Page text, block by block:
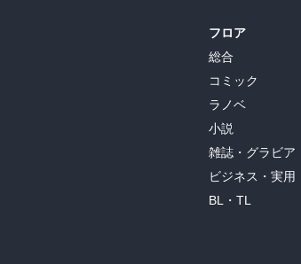
フロア
総合
コミック
ラノベ
小説
雑誌・グラビア
ビジネス・実用
BL・TL